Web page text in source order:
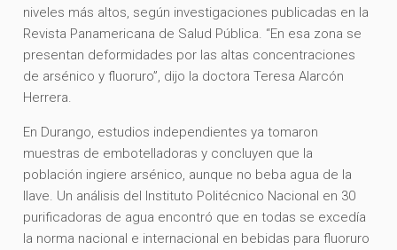
niveles más altos, según investigaciones publicadas en la
Revista Panamericana de Salud Pública. “En esa zona se
presentan deformidades por las altas concentraciones
de arsénico y fluoruro”, dijo la doctora Teresa Alarcón
Herrera.
En Durango, estudios independientes ya tomaron
muestras de embotelladoras y concluyen que la
población ingiere arsénico, aunque no beba agua de la
llave. Un análisis del Instituto Politécnico Nacional en 30
purificadoras de agua encontró que en todas se excedía
la norma nacional e internacional en bebidas para fluoruro